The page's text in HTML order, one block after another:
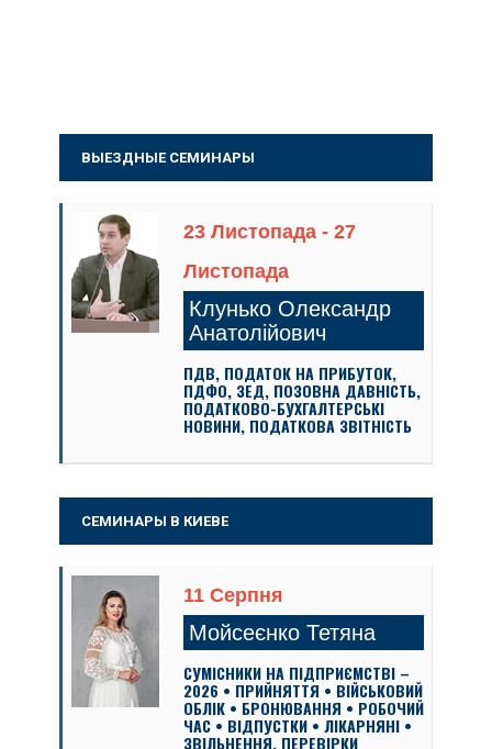
ВЫЕЗДНЫЕ СЕМИНАРЫ
23 Листопада - 27
Листопада
Клунько Олександр
Анатолійович
ПДВ, ПОДАТОК НА ПРИБУТОК,
ПДФО, ЗЕД, ПОЗОВНА ДАВНІСТЬ,
ПОДАТКОВО-БУХГАЛТЕРСЬКІ
НОВИНИ, ПОДАТКОВА ЗВІТНІСТЬ
СЕМИНАРЫ В КИЕВЕ
11 Серпня
Мойсеєнко Тетяна
СУМІСНИКИ НА ПІДПРИЄМСТВІ –
2026 • ПРИЙНЯТТЯ • ВІЙСЬКОВИЙ
ОБЛІК • БРОНЮВАННЯ • РОБОЧИЙ
ЧАС • ВІДПУСТКИ • ЛІКАРНЯНІ •
ЗВІЛЬНЕННЯ. ПЕРЕВІРКИ